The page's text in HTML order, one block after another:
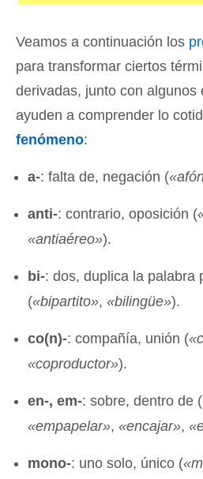
Veamos a continuación los
para transformar ciertos
derivadas, junto con algunos
ayuden a comprender lo
fenómeno:
a-: falta de, negación («
anti-: contrario, oposición (
«antiaéreo»).
bi-: dos, duplica la palabra
(«bipartito»,«bilingüe»).
co(n)-: compañía, unión («
«coproductor»).
en-, em-: sobre, dentro de (
«empapelar»,«encajar»,«
mono-: uno solo, único («